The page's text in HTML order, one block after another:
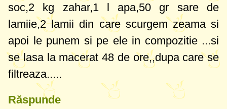
soc,2 kg zahar,1 l apa,50 gr sare de
lamiie,2 lamii din care scurgem zeama si
apoi le punem si pe ele in compozitie ...si
se lasa la macerat 48 de ore,,dupa care se
filtreaza.....
Răspunde